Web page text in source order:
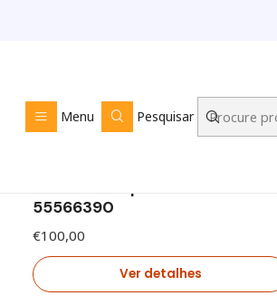
Menu Pesquisar
55566390
€100,00
Ver detalhes